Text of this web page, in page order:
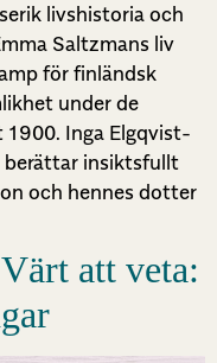
livshistoria och
Saltzmans liv
för finländsk
under de
1900. Inga Elgqvist-
berättar insiktsfullt
och hennes dotter
att veta: